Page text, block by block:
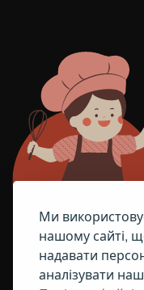
Ми
нашому сайті,
надавати
аналізувати